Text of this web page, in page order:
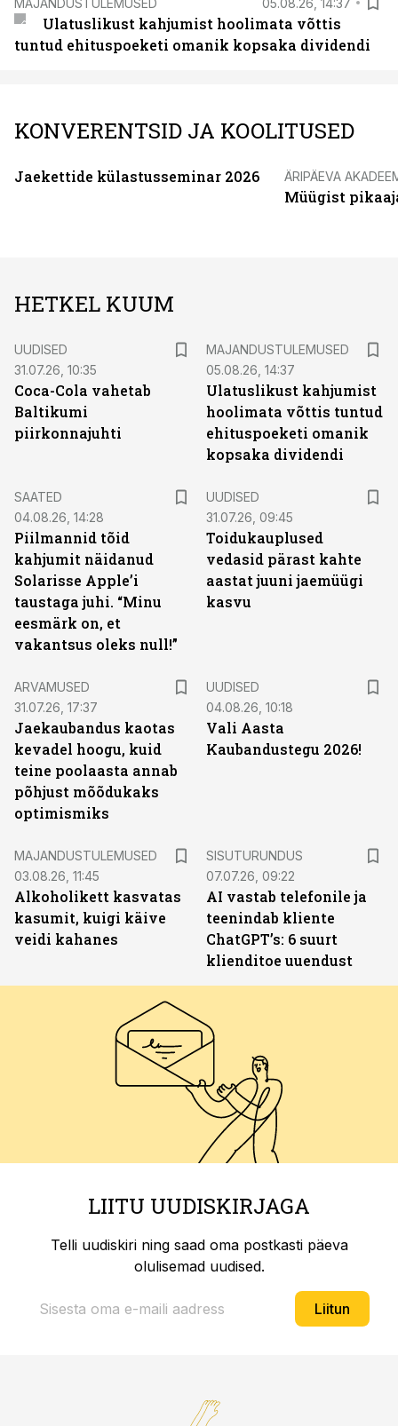
Ulatuslikust kahjumist hoolimata võttis
tuntud ehituspoeketi omanik kopsaka dividendi
KONVERENTSID JA KOOLITUSED
Jaekettide külastusseminar 2026 ÄRIPÄEVA
Müügist
HETKEL KUUM
UUDISED
31.07.26, 10:35
Coca-Cola vahetab
Baltikumi
piirkonnajuhti
MAJANDUSTULEMUSED
05.08.26, 14:37
Ulatuslikust kahjumist
hoolimata võttis tuntud
ehituspoeketi omanik
kopsaka dividendi
SAATED
04.08.26, 14:28
Piilmannid tõid
kahjumit näidanud
Solarisse Apple’i
taustaga juhi. “Minu
eesmärk on, et
vakantsus oleks null!”
UUDISED
31.07.26, 09:45
Toidukauplused
vedasid pärast kahte
aastat juuni jaemüügi
kasvu
ARVAMUSED
31.07.26, 17:37
Jaekaubandus kaotas
kevadel hoogu, kuid
teine poolaasta annab
põhjust mõõdukaks
optimismiks
UUDISED
04.08.26, 10:18
Vali Aasta
Kaubandustegu 2026!
MAJANDUSTULEMUSED
03.08.26, 11:45
Alkoholikett kasvatas
kasumit, kuigi käive
veidi kahanes
SISUTURUNDUS
07.07.26, 09:22
AI vastab telefonile ja
teenindab kliente
ChatGPT’s: 6 suurt
klienditoe uuendust
LIITU UUDISKIRJAGA
Telli uudiskiri ning saad oma postkasti päeva
olulisemad uudised.
Liitun